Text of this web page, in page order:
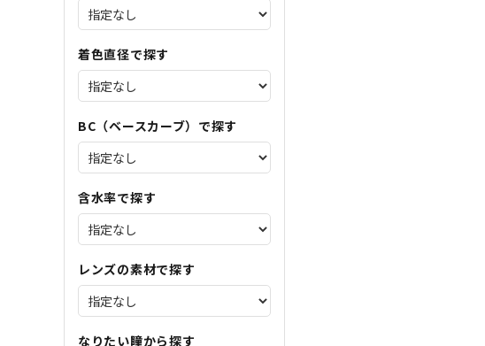
着色直径で探す
BC（ベースカーブ）で探す
含水率で探す
レンズの素材で探す
なりたい瞳から探す